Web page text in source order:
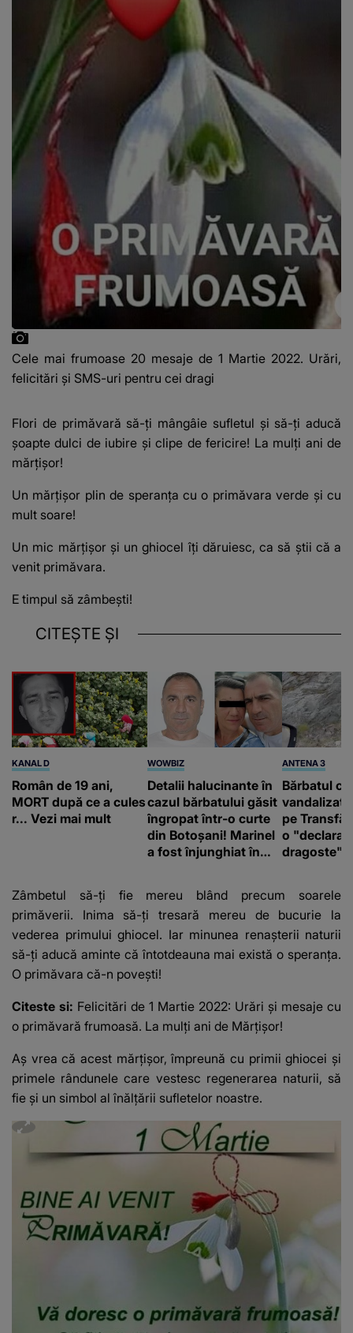
Cele mai frumoase 20 mesaje de 1 Martie 2022. Urări,
felicitări și SMS-uri pentru cei dragi
Flori de primăvară să-ți mângâie sufletul și să-ți aducă
șoapte dulci de iubire și clipe de fericire! La mulți ani de
mărțișor!
Un mărţişor plin de speranţa cu o primăvara verde și cu
mult soare!
Un mic mărţişor şi un ghiocel îţi dăruiesc, ca să ştii că a
venit primăvara.
E timpul să zâmbeşti!
CITEȘTE ȘI
KANAL D
Român de 19 ani,
MORT după ce a cules
r... Vezi mai mult
WOWBIZ
Detalii halucinante în
cazul bărbatului găsit
îngropat într-o curte
din Botoșani! Marinel
a fost înjunghiat în
suspecți
ANTENA 3
Bărbatul
vandalizat
pe
o
dragoste"
Zâmbetul să-ți fie mereu blând precum soarele
primăverii. Inima să-ți tresară mereu de bucurie la
vederea primului ghiocel. Iar minunea renașterii naturii
să-ți aducă aminte că întotdeauna mai există o speranţa.
O primăvara că-n povești!
Citeste si: Felicitări de 1 Martie 2022: Urări şi mesaje cu
o primăvară frumoasă. La mulţi ani de Mărţişor!
Aș vrea că acest mărţişor, împreună cu primii ghiocei și
primele rândunele care vestesc regenerarea naturii, să
fie și un simbol al înălţării sufletelor noastre.